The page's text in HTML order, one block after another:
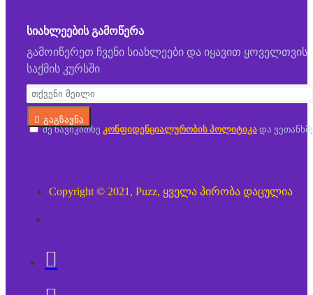
ᲡᲘᲐᲮᲚᲔᲔᲑᲘᲡ ᲒᲐᲛᲝᲬᲔᲠᲐ
გამოიწერეთ ჩვენი სიახლეები და იყავით ყოველთვის
საქმის კურსში
გაგზავნა
მე წავიკითხე კონფიდენციალურობის პოლიტიკა და
Copyright © 2021, Puzz, ყველა პირობა დაცულია